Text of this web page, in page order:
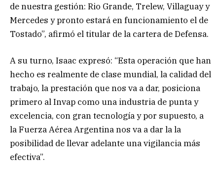
de nuestra gestión: Rio Grande, Trelew, Villaguay y
Mercedes y pronto estará en funcionamiento el de
Tostado”, afirmó el titular de la cartera de Defensa.
A su turno, Isaac expresó: “Esta operación que han
hecho es realmente de clase mundial, la calidad del
trabajo, la prestación que nos va a dar, posiciona
primero al Invap como una industria de punta y
excelencia, con gran tecnología y por supuesto, a
la Fuerza Aérea Argentina nos va a dar la la
posibilidad de llevar adelante una vigilancia más
efectiva”.